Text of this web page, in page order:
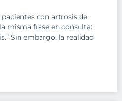
con artrosis de
misma frase en consulta:
Sin embargo, la realidad